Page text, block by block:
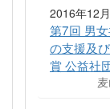
2016年12月
第7回 男
の支援及
賞 公益社